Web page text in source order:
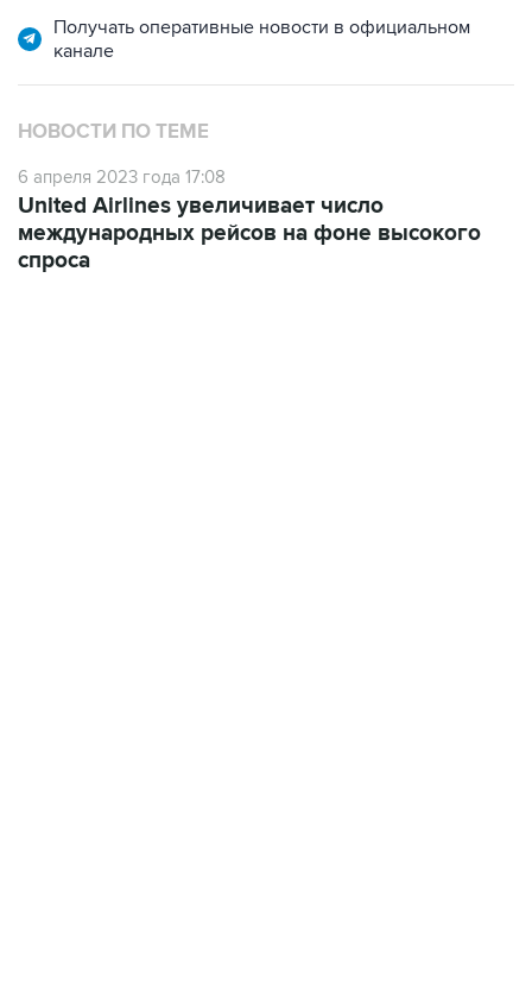
Получать оперативные новости в официальном
канале
НОВОСТИ ПО ТЕМЕ
6 апреля 2023 года 17:08
United Airlines увеличивает число
международных рейсов на фоне высокого
спроса